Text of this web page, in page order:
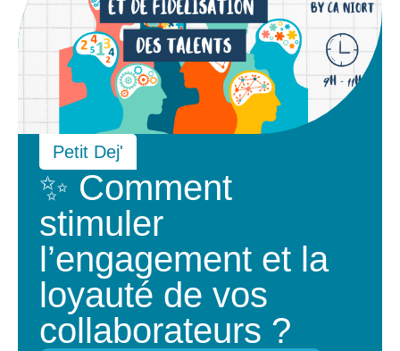
Petit Dej'
✨ Comment
stimuler
l’engagement et la
loyauté de vos
collaborateurs ?